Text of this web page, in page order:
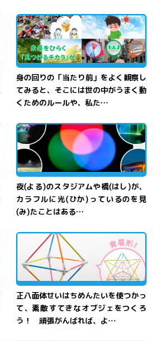
身の回りの「当たり前」をよく観察し
てみると、そこには世の中がうまく動
くためのルールや、私た…
街まちを彩
いろど
る「光
ひかり
の
魔法
まほう
」－光
ひかり
の三原色
さんげんしょく
実験
じっけん
ー">
夜(よる)のスタジアムや橋(はし)が、
カラフルに光(ひか)っているのを見
(み)たことはある…
綿棒めんぼう 挑戦
ちょうせん
！
正八面体
せいはちめんたい
">
正八面体せいはちめんたいを使つかっ
て、素敵すてきなオブジェをつくろ
う！ 頑張がんばれば、よ…